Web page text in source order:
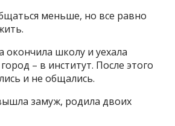
меньше, но все равно
школу и уехала
– в институт. После этого
и не общались.
замуж, родила двоих